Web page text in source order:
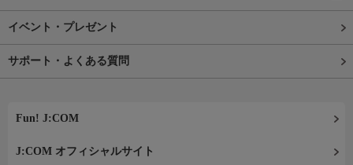
イベント・プレゼント
サポート・よくある質問
Fun! J:COM
J:COM オフィシャルサイト